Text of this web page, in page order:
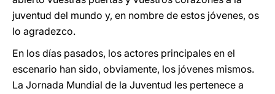
juventud del mundo y, en nombre de estos jóvenes, os
lo agradezco.
En los días pasados, los actores principales en el
escenario han sido, obviamente, los jóvenes mismos.
La Jornada Mundial de la Juventud les pertenece a